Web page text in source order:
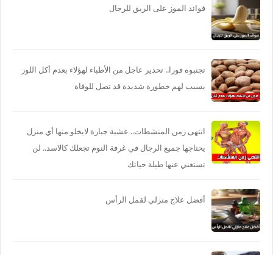
فوائد الموز على الريق للرجال
تجنبوه فورا.. تحذير عاجل من الأطباء لهؤلاء بعدم أكل اللوز
يسبب لهم خطورة شديدة قد تصل للوفاة
انتهى زمن المنشطات.. عشبة جبارة لايخلو منها أي منزل
يحتاجها جميع الرجال في غرفة النوم تجعلك كالاسد.. لن
تستغني عنها طيلة حياتك
أفضل علاج منزلي لقمل الرأس